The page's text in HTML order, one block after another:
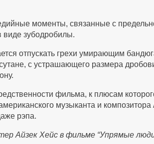
моменты, связанные с
зубодробилы.
отпускать грехи умирающим
с устрашающего размера
фильма, к плюсам
музыканта и
рэпа.
Айзек Хейс в фильме “Упрямые